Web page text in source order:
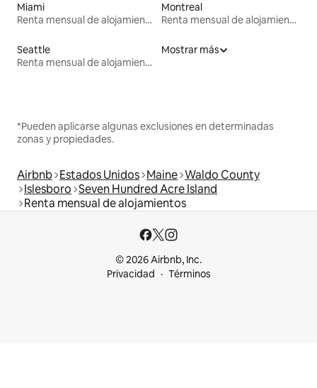
Miami
Renta mensual de alojamientos
Montreal
Renta mensual de alojamientos
Seattle
Renta mensual de alojamientos
Mostrar más
*Pueden aplicarse algunas exclusiones en determinadas
zonas y propiedades.
Airbnb Estados Unidos Maine Waldo County
Islesboro Seven Hundred Acre Island
Renta mensual de alojamientos
© 2026 Airbnb, Inc.
Privacidad
Términos